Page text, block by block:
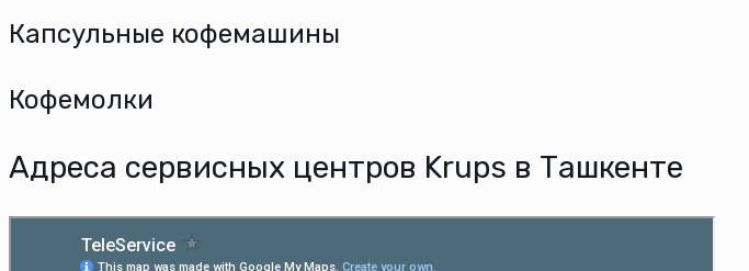
Капсульные кофемашины
Кофемолки
Адреса сервисных центров Krups в Ташкенте